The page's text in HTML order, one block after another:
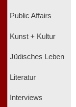
Public Affairs
Kunst + Kultur
Jüdisches Leben
Literatur
Interviews